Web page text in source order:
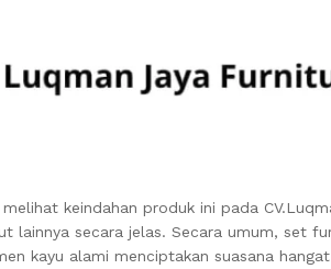
keindahan produk ini pada
lainnya secara jelas. Secara umum, set
kayu alami menciptakan suasana